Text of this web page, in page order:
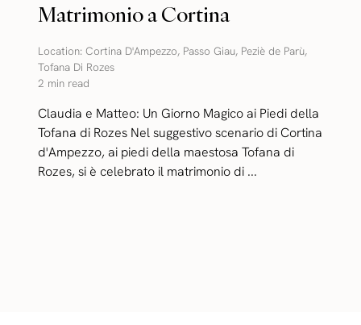
Matrimonio a Cortina
Location:Cortina D'Ampezzo, Passo Giau, Peziè de Parù,
Tofana Di Rozes
2 min read
Claudia e Matteo: Un Giorno Magico ai Piedi della
Tofana di Rozes Nel suggestivo scenario di Cortina
d'Ampezzo, ai piedi della maestosa Tofana di
Rozes, si è celebrato il matrimonio di ...